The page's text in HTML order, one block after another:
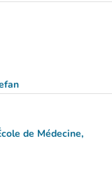
de Médecine,